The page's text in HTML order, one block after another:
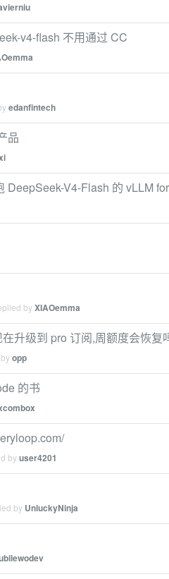
v4-flash 不用通过 CC
edanfintech
品
DeepSeek-V4-Flash 的 vLLM
byXIAOemma
升级到 pro 订阅,周额度会恢复
opp
的书
byuser4201
by UnluckyNinja